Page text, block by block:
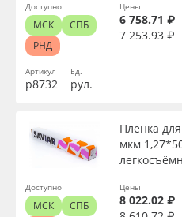
Артикул
р8732
Ед.
рул.
Цены
6 758.71 ₽
7 253.93 ₽
Доступно
МСК
СПБ
РНД
Плёнка
мкм
Цены
8 022.02 ₽
Доступно
МСК
СПБ